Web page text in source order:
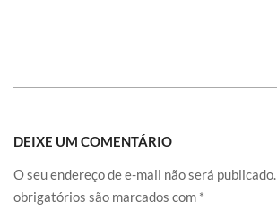
DEIXE UM COMENTÁRIO
O seu endereço de e-mail não será publicado.
obrigatórios são marcados com *